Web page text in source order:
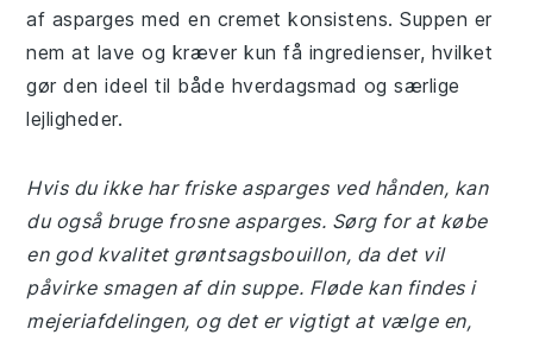
af asparges med en cremet konsistens. Suppen er
nem at lave og kræver kun få ingredienser, hvilket
gør den ideel til både hverdagsmad og særlige
lejligheder.
Hvis du ikke har friske asparges ved hånden, kan
du også bruge frosne asparges. Sørg for at købe
en god kvalitet grøntsagsbouillon, da det vil
påvirke smagen af din suppe. Fløde kan findes i
mejeriafdelingen, og det er vigtigt at vælge en,